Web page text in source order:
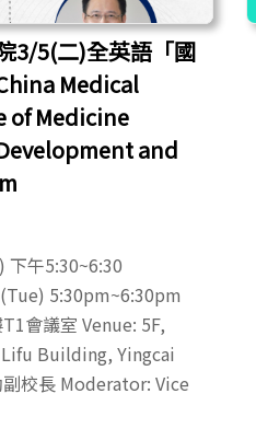
3/5(二)全英語「國
Medical
of Medicine
and
下午5:30~6:30
5:30pm~6:30pm
會議室 Venue: 5F,
Building, Yingcai
校長 Moderator: Vice